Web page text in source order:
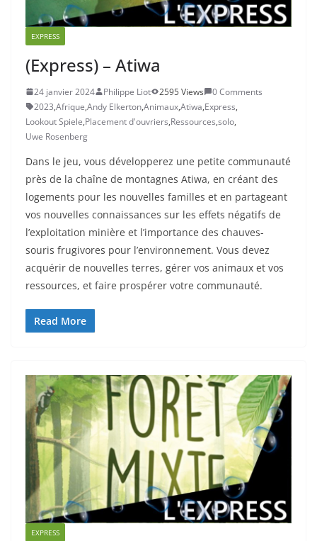
EXPRESS
(Express) – Atiwa
24 janvier 2024 Philippe Liot 2595 Views
0 Comments
2023,Afrique,Andy Elkerton,Animaux,Atiwa,Express,
Lookout Spiele,Placement d'ouvriers,Ressources,solo,
Uwe Rosenberg
Dans le jeu, vous développerez une petite communauté
près de la chaîne de montagnes Atiwa, en créant des
logements pour les nouvelles familles et en partageant
vos nouvelles connaissances sur les effets négatifs de
l’exploitation minière et l’importance des chauves-
souris frugivores pour l’environnement. Vous devez
acquérir de nouvelles terres, gérer vos animaux et vos
ressources, et faire prospérer votre communauté.
Read More
EXPRESS